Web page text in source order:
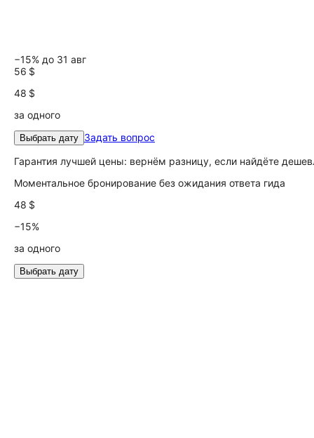
−15% до 31 авг
56 $
48 $
за одного
Выбрать дату Задать вопрос
Гарантия лучшей цены: вернём разницу, если найдёте
Моментальное бронирование без ожидания ответа гида
48 $
−15%
за одного
Выбрать дату